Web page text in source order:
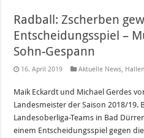
Radball: Zscherben
Entscheidungsspiel –
Sohn-Gespann
16. April 2019 Aktuelle News,
Maik Eckardt und Michael Gerdes
Landesmeister der Saison 2018/19.
Landesoberliga-Teams in Bad
einem Entscheidungsspiel gegen